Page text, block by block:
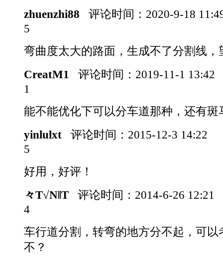
zhuenzhi88
评论时间： 2020-9-18
5
弯曲度太大的路面，生成不了分割线，
CreatM1
评论时间： 2019-11-1 13:42
1
能不能优化下可以分车道那种，还有斑
yinlulxt
评论时间： 2015-12-3 14:22
5
好用，好评！
々T√N‖T
评论时间： 2014-6-26 12:21
4
车行道分割，转弯的地方分不起，可以
不？